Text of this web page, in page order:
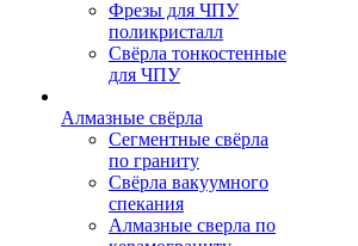
Фрезы для ЧПУ
поликристалл
Свёрла тонкостенные
для ЧПУ
Алмазные свёрла
Сегментные свёрла
по граниту
Свёрла вакуумного
спекания
Алмазные сверла по